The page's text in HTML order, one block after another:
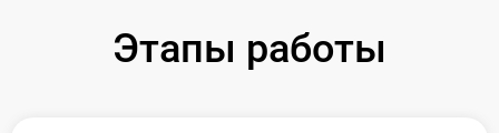
Этапы работы